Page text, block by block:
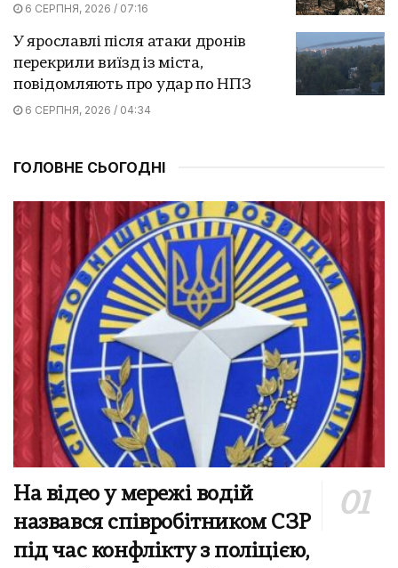
6 СЕРПНЯ, 2026 / 07:16
У ярославлі після атаки дронів
перекрили виїзд із міста,
повідомляють про удар по НПЗ
6 СЕРПНЯ, 2026 / 04:34
ГОЛОВНЕ СЬОГОДНІ
На відео у мережі водій
назвався співробітником СЗР
під час конфлікту з поліцією,